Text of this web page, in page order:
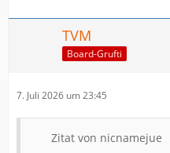
TVM
Board-Grufti
7. Juli 2026 um 23:45
Zitat von nicnamejue